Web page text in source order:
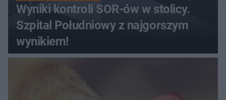
Wyniki kontroli SOR-ów w stolicy.
Szpital Południowy z najgorszym
wynikiem!